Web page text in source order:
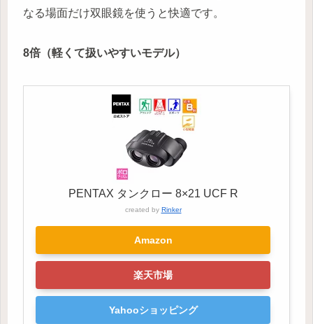
なる場面だけ双眼鏡を使うと快適です。
8倍（軽くて扱いやすいモデル）
PENTAX タンクロー 8×21 UCF R
created by Rinker
Amazon
楽天市場
Yahooショッピング